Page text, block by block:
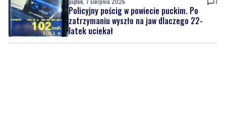
Policyjny pościg w powiecie puckim. Po
zatrzymaniu wyszło na jaw dlaczego 22-
latek uciekał